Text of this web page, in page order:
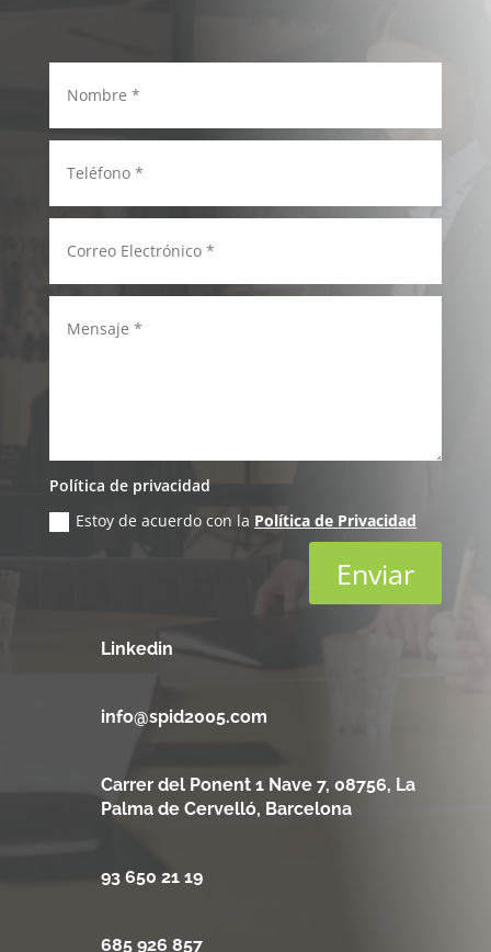
Política de privacidad
Estoy de acuerdo con la Política de Privacidad
Enviar
Linkedin
info@spid2005.com
Carrer del Ponent 1 Nave 7, 08756, La
Palma de Cervelló, Barcelona
93 650 21 19
685 926 857